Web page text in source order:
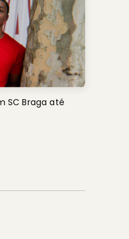
SC Braga até